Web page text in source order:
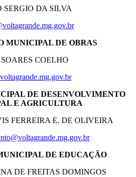
SERGIO DA SILVA
MUNICIPAL DE OBRAS
COELHO
DE DESENVOLVIMENTO
E AGRICULTURA
FERREIRA E. DE OLIVEIRA
DE EDUCAÇÃO
DE FREITAS DOMINGOS